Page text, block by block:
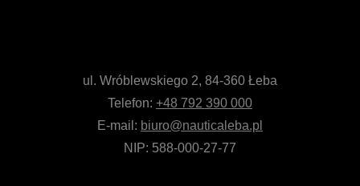
ul. Wróblewskiego 2, 84-360 Łeba
Telefon: +48 792 390 000
E-mail: biuro@nauticaleba.pl
NIP: 588-000-27-77